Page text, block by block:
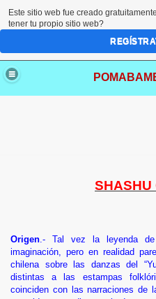
SHASHU
Origen.- Tal vez la leyenda
imaginación, pero en realidad
chilena sobre las danzas del
distintas a las estampas
coinciden con las narraciones de
Este sitio web fue creado
tener tu propio sitio web?